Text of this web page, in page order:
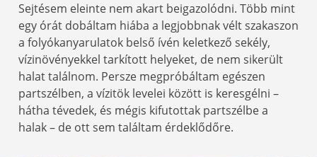
Sejtésem eleinte nem akart beigazolódni. Több mint
egy órát dobáltam hiába a legjobbnak vélt szakaszon
a folyókanyarulatok belső ívén keletkező sekély,
vízinövényekkel tarkított helyeket, de nem sikerült
halat találnom. Persze megpróbáltam egészen
partszélben, a vízitök levelei között is keresgélni –
hátha tévedek, és mégis kifutottak partszélbe a
halak – de ott sem találtam érdeklődőre.